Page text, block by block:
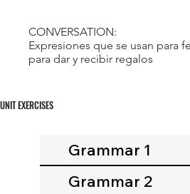
CONVERSATION:
Expresiones que se usan para
para dar y recibir regalos
UNIT EXERCISES
Grammar 1
Grammar 2